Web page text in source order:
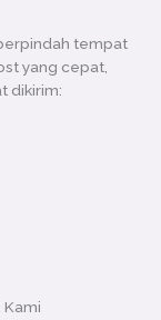
tempat
yang cepat,
dikirim: